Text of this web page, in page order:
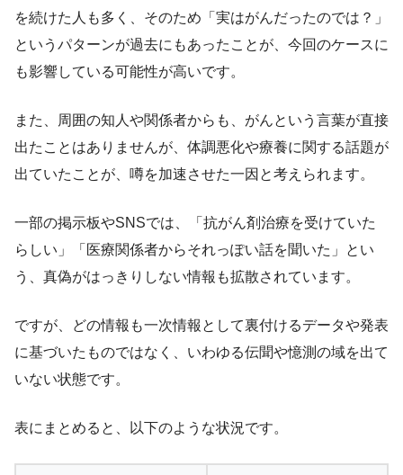
を続けた人も多く、そのため「実はがんだったのでは？」
というパターンが過去にもあったことが、今回のケースに
も影響している可能性が高いです。
また、周囲の知人や関係者からも、がんという言葉が直接
出たことはありませんが、体調悪化や療養に関する話題が
出ていたことが、噂を加速させた一因と考えられます。
一部の掲示板やSNSでは、「抗がん剤治療を受けていた
らしい」「医療関係者からそれっぽい話を聞いた」とい
う、真偽がはっきりしない情報も拡散されています。
ですが、どの情報も一次情報として裏付けるデータや発表
に基づいたものではなく、いわゆる伝聞や憶測の域を出て
いない状態です。
表にまとめると、以下のような状況です。